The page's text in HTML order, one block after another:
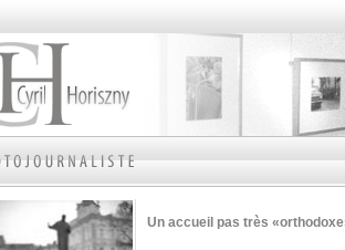
Un accueil pas très